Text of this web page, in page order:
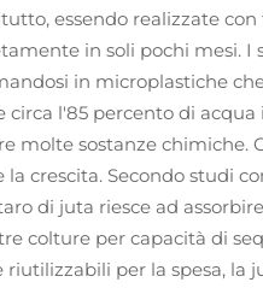
essendo realizzate
in soli pochi mesi. I
in microplastiche
circa l'85 percento di
molte sostanze chimiche.
la crescita. Secondo studi
di juta riesce ad
colture per capacità di
riutilizzabili per la spesa, la